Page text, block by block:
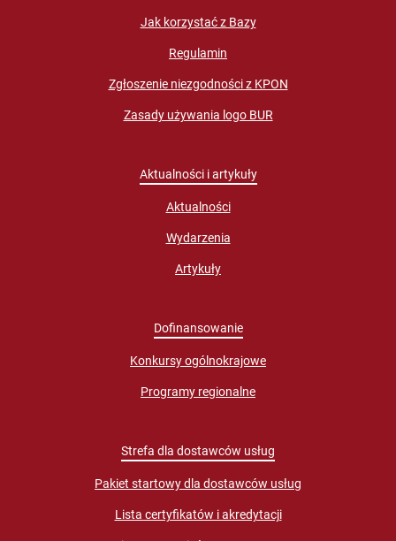
Jak korzystać z Bazy
Regulamin
Zgłoszenie niezgodności z KPON
Zasady używania logo BUR
Aktualności i artykuły
Aktualności
Wydarzenia
Artykuły
Dofinansowanie
Konkursy ogólnokrajowe
Programy regionalne
Strefa dla dostawców usług
Pakiet startowy dla dostawców usług
Lista certyfikatów i akredytacji